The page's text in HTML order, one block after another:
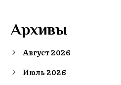
Архивы
Август 2026
Июль 2026